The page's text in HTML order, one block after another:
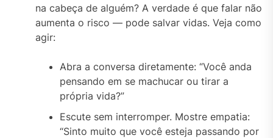
na cabeça de alguém? A verdade é que falar não
aumenta o risco — pode salvar vidas. Veja como
agir:
Abra a conversa diretamente: “Você anda
pensando em se machucar ou tirar a
própria vida?”
Escute sem interromper. Mostre empatia:
“Sinto muito que você esteja passando por